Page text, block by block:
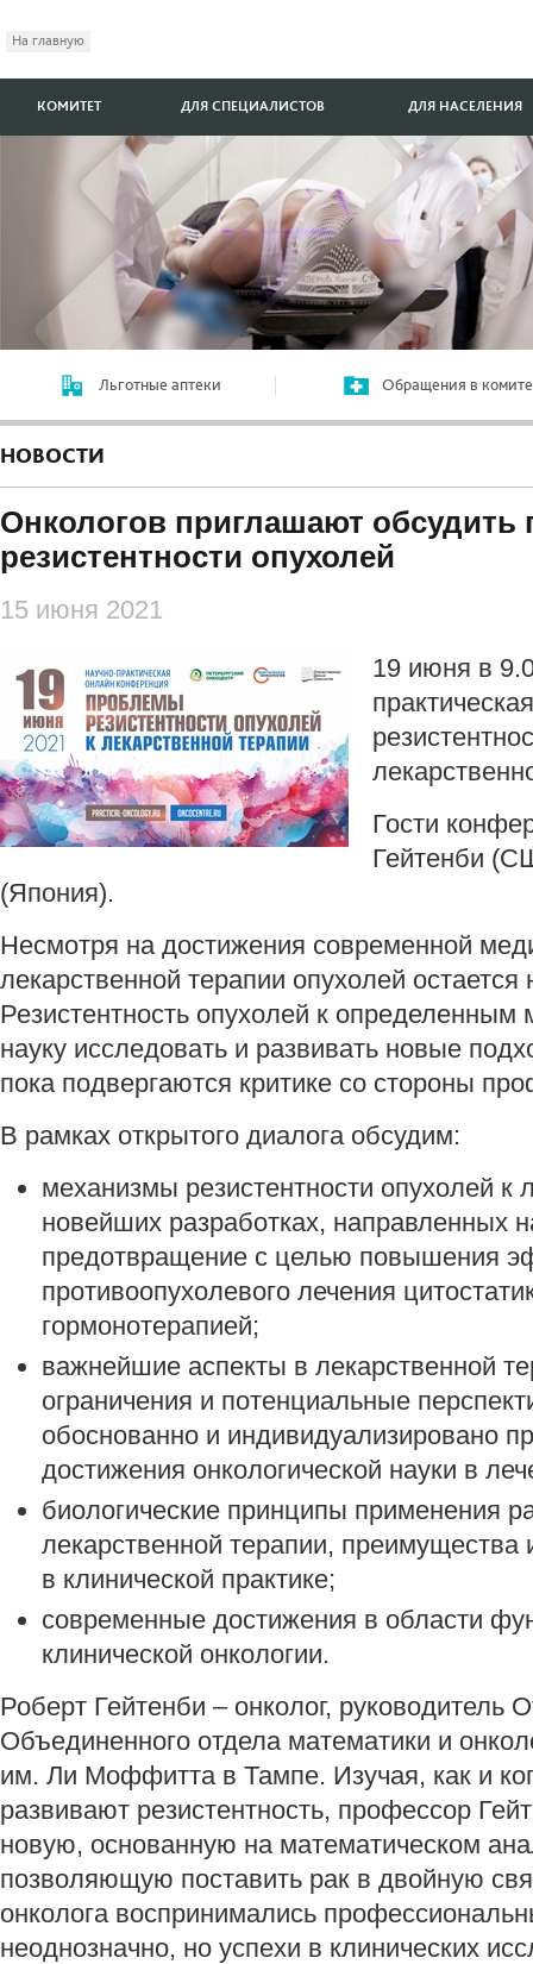
На главную
КОМИТЕТ ДЛЯ СПЕЦИАЛИСТОВ ДЛЯ НАСЕЛЕНИЯ
Льготные аптеки Обращения в
НОВОСТИ
Онкологов приглашают обсудить
резистентности опухолей
15 июня 2021
19 июня в
Гости
Гейтенби
(Япония).
Несмотря на достижения современной
лекарственной терапии опухолей остается
Резистентность опухолей к определенным
науку исследовать и развивать новые
пока подвергаются критике со стороны
В рамках открытого диалога обсудим:
механизмы резистентности опухолей к
новейших разработках, направленных
предотвращение с целью повышения
противоопухолевого лечения
гормонотерапией;
важнейшие аспекты в лекарственной
ограничения и потенциальные
обоснованно и индивидуализировано
достижения онкологической науки в
биологические принципы применения
лекарственной терапии, преимущества
в клинической практике;
современные достижения в области
клинической онкологии.
Роберт Гейтенби – онколог, руководитель
Объединенного отдела математики и
им. Ли Моффитта в Тампе. Изучая, как и
развивают резистентность, профессор
новую, основанную на математическом
позволяющую поставить рак в двойную
онколога воспринимались
неоднозначно, но успехи в клинических